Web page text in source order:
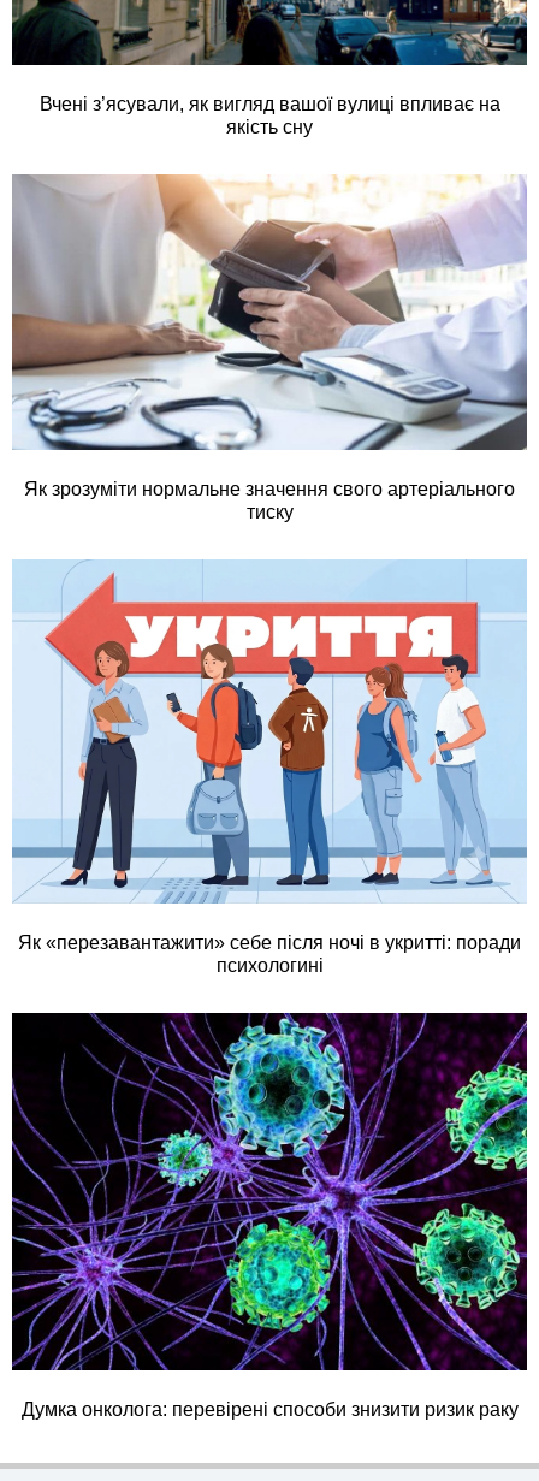
Вчені з’ясували, як вигляд вашої вулиці впливає на
якість сну
Як зрозуміти нормальне значення свого артеріального
тиску
Як «перезавантажити» себе після ночі в укритті: поради
психологині
Думка онколога: перевірені способи знизити ризик раку